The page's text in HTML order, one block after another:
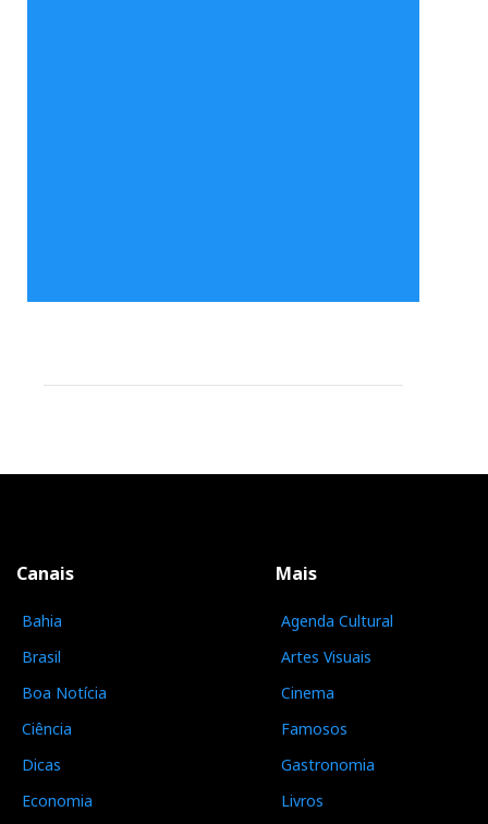
Canais
Bahia
Brasil
Boa Notícia
Ciência
Dicas
Economia
Mais
Agenda Cultural
Artes Visuais
Cinema
Famosos
Gastronomia
Livros